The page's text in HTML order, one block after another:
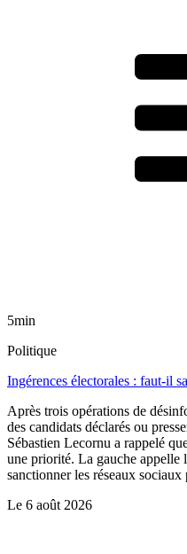
5min
Politique
Ingérences électorales : faut-il
Après trois opérations de
des candidats déclarés ou
Sébastien Lecornu a rappelé
une priorité. La gauche appelle
sanctionner les réseaux
Le 6 août 2026